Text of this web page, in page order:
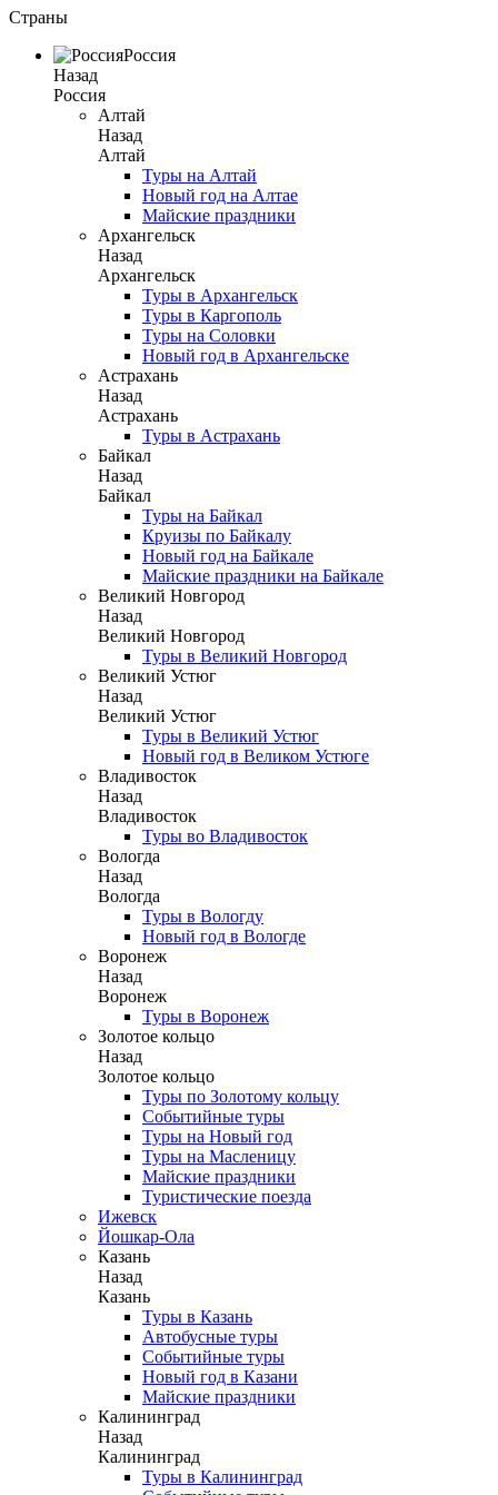
Страны
Россия
Назад
Россия
Алтай
Назад
Алтай
Туры на Алтай
Новый год на Алтае
Майские праздники
Архангельск
Назад
Архангельск
Туры в Архангельск
Туры в Каргополь
Туры на Соловки
Новый год в Архангельске
Астрахань
Назад
Астрахань
Туры в Астрахань
Байкал
Назад
Байкал
Туры на Байкал
Круизы по Байкалу
Новый год на Байкале
Майские праздники на Байкале
Великий Новгород
Назад
Великий Новгород
Туры в Великий Новгород
Великий Устюг
Назад
Великий Устюг
Туры в Великий Устюг
Новый год в Великом Устюге
Владивосток
Назад
Владивосток
Туры во Владивосток
Вологда
Назад
Вологда
Туры в Вологду
Новый год в Вологде
Воронеж
Назад
Воронеж
Туры в Воронеж
Золотое кольцо
Назад
Золотое кольцо
Туры по Золотому кольцу
Событийные туры
Туры на Новый год
Туры на Масленицу
Майские праздники
Туристические поезда
Ижевск
Йошкар-Ола
Казань
Назад
Казань
Туры в Казань
Автобусные туры
Событийные туры
Новый год в Казани
Майские праздники
Калининград
Назад
Калининград
Туры в Калининград